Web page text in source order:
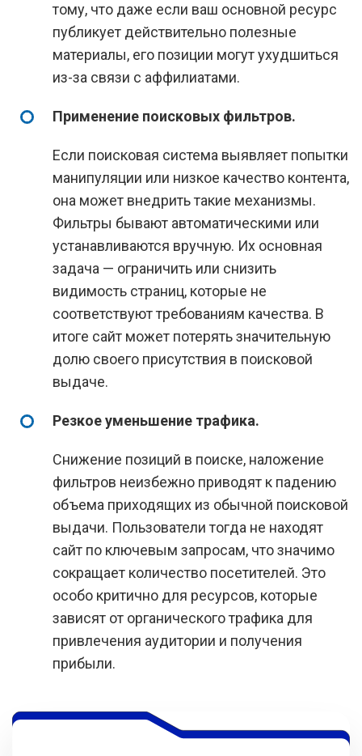
тому, что даже если ваш основной ресурс
публикует действительно полезные
материалы, его позиции могут ухудшиться
из-за связи с аффилиатами.
Применение поисковых фильтров.
Если поисковая система выявляет попытки
манипуляции или низкое качество контента,
она может внедрить такие механизмы.
Фильтры бывают автоматическими или
устанавливаются вручную. Их основная
задача — ограничить или снизить
видимость страниц, которые не
соответствуют требованиям качества. В
итоге сайт может потерять значительную
долю своего присутствия в поисковой
выдаче.
Резкое уменьшение трафика.
Снижение позиций в поиске, наложение
фильтров неизбежно приводят к падению
объема приходящих из обычной поисковой
выдачи. Пользователи тогда не находят
сайт по ключевым запросам, что значимо
сокращает количество посетителей. Это
особо критично для ресурсов, которые
зависят от органического трафика для
привлечения аудитории и получения
прибыли.